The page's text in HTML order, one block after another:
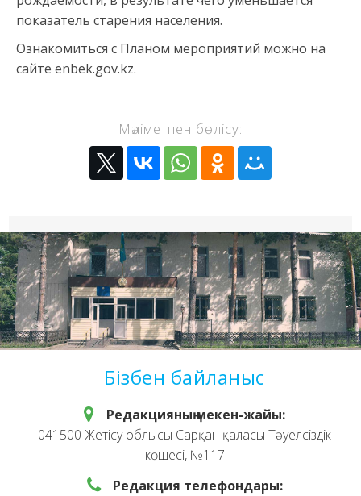
показатель старения населения.
Ознакомиться с Планом мероприятий можно на
сайте enbek.gov.kz.
Мәліметпен бөлісу:
Бізбен байланыс
Редакцияның мекен-жайы:
041500 Жетісу облысы Сарқан қаласы Тәуелсіздік
көшесі, №117
Редакция телефондары: